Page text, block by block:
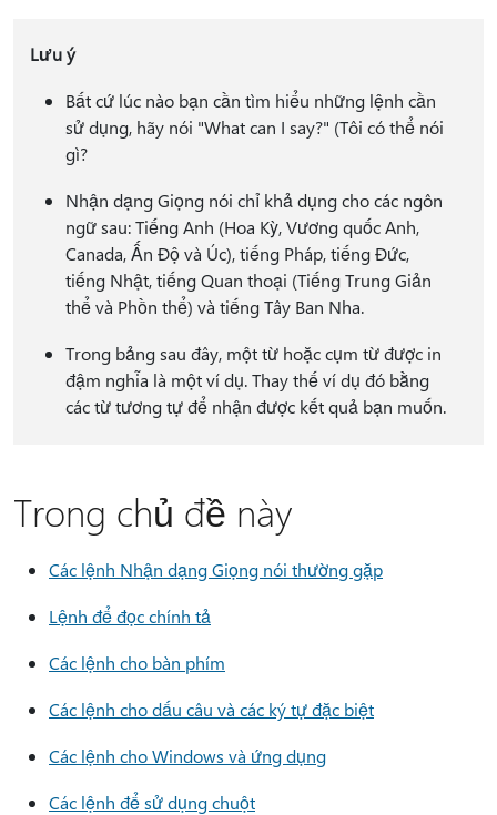
Lưu ý
Bất cứ lúc nào bạn cần tìm hiểu những lệnh cần
sử dụng, hãy nói "What can I say?" (Tôi có thể nói
gì?
Nhận dạng Giọng nói chỉ khả dụng cho các ngôn
ngữ sau: Tiếng Anh (Hoa Kỳ, Vương quốc Anh,
Canada, Ấn Độ và Úc), tiếng Pháp, tiếng Đức,
tiếng Nhật, tiếng Quan thoại (Tiếng Trung Giản
thể và Phồn thể) và tiếng Tây Ban Nha.
Trong bảng sau đây, một từ hoặc cụm từ được in
đậm nghĩa là một ví dụ. Thay thế ví dụ đó bằng
các từ tương tự để nhận được kết quả bạn muốn.
Trong chủ đề này
Các lệnh Nhận dạng Giọng nói thường gặp
Lệnh để đọc chính tả
Các lệnh cho bàn phím
Các lệnh cho dấu câu và các ký tự đặc biệt
Các lệnh cho Windows và ứng dụng
Các lệnh để sử dụng chuột